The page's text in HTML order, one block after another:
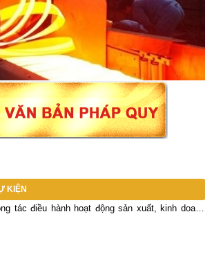
KIỆN
tác điều hành hoạt động sản xuất, kinh doanh